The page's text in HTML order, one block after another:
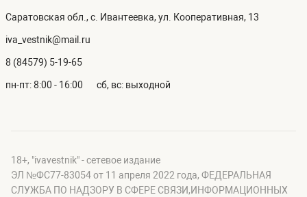
Саратовская обл., с. Ивантеевка, ул. Кооперативная, 13
iva_vestnik@mail.ru
8 (84579) 5-19-65
пн-пт: 8:00 - 16:00 сб, вс: выходной
18+, "ivavestnik" - сетевое издание
ЭЛ №ФС77-83054 от 11 апреля 2022 года, ФЕДЕРАЛЬНАЯ
СЛУЖБА ПО НАДЗОРУ В СФЕРЕ СВЯЗИ,ИНФОРМАЦИОННЫХ